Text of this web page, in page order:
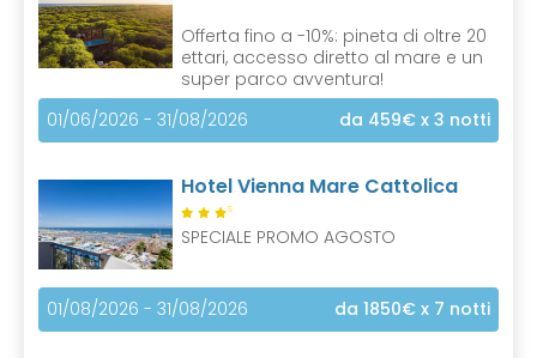
Offerta fino a -10%: pineta di oltre 20
ettari, accesso diretto al mare e un
super parco avventura!
01/06/2026 - 31/08/2026
da 459€ x 3 notti
Hotel Vienna Mare Cattolica
S
SPECIALE PROMO AGOSTO
01/08/2026 - 31/08/2026 da 1850€ x 7 notti